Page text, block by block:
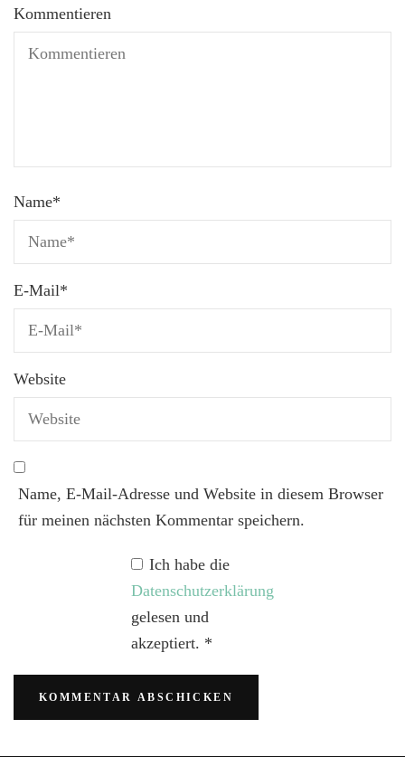
Kommentieren
Name*
E-Mail*
Website
Name, E-Mail-Adresse und Website in diesem Browser
für meinen nächsten Kommentar speichern.
Ich habe die
Datenschutzerklärung
gelesen und
akzeptiert. *